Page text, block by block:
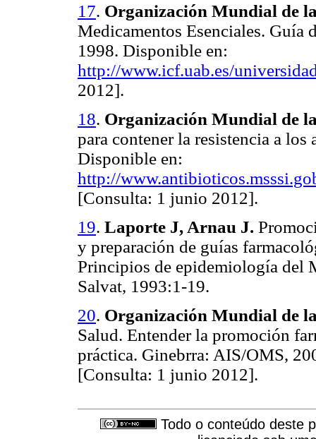
17. Organización Mundial de
Medicamentos Esenciales. Guía
1998. Disponible en:
http://www.icf.uab.es/
2012].
18. Organización Mundial de
para contener la resistencia a
Disponible en:
http://
[Consulta: 1 junio 2012].
19. Laporte J, Arnau J.
y preparación de guías
Principios de epidemiología del
Salvat, 1993:1-19.
20. Organización Mundial de
Salud. Entender la promoción
práctica. Ginebrra: AIS/OMS,
[Consulta: 1 junio 2012].
Todo o conteúdo deste